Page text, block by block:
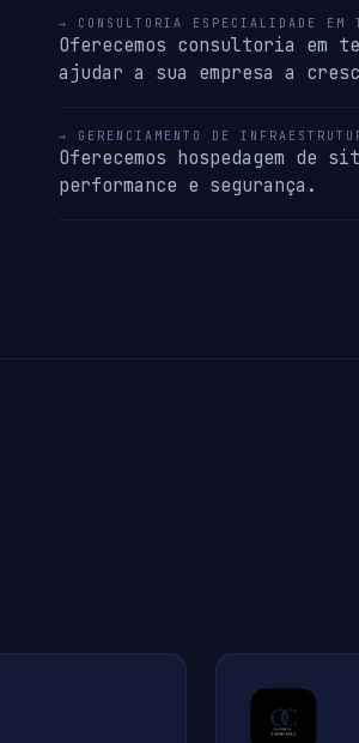
→ CONSULTORIA ESPECIALIDADE EM
Oferecemos consultoria em
ajudar a sua empresa a
→ GERENCIAMENTO DE
Oferecemos hospedagem de
performance e segurança.